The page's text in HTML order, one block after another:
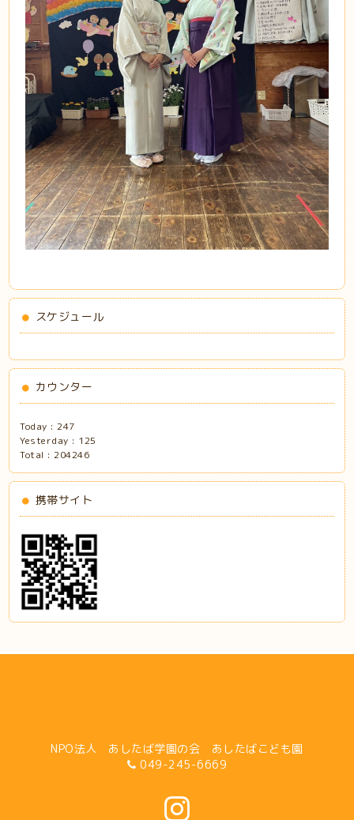
スケジュール
カウンター
Today :247
Yesterday : 125
Total :204246
携帯サイト
NPO法人 あしたば学園の会 あしたばこども園
049-245-6669